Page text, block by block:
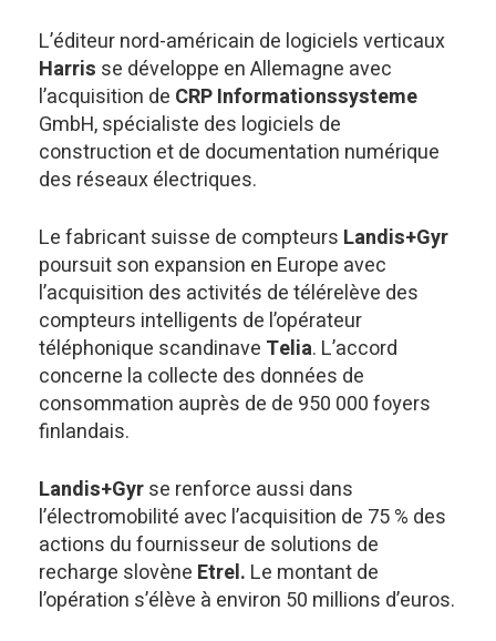
L’éditeur nord-américain de logiciels verticaux
Harris se développe en Allemagne avec
l’acquisition de CRP Informationssysteme
GmbH, spécialiste des logiciels de
construction et de documentation numérique
des réseaux électriques.
Le fabricant suisse de compteurs Landis+Gyr
poursuit son expansion en Europe avec
l’acquisition des activités de télérelève des
compteurs intelligents de l’opérateur
téléphonique scandinave Telia. L’accord
concerne la collecte des données de
consommation auprès de de 950 000 foyers
finlandais.
Landis+Gyrse renforce aussi dans
l’électromobilité avec l’acquisition de 75 % des
actions du fournisseur de solutions de
recharge slovène Etrel. Le montant de
l’opération s’élève à environ 50 millions d’euros.